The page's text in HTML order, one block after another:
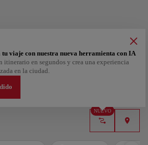
y marca con el corazón tus favoritos para crear
más ideas? Obtén un itinerario personalizado
de tu viaje: en sólo dos pasos y descargable
NUEVO
viaje con nuestra nueva herramienta con IA
itinerario en segundos y crea una experiencia
en la ciudad.